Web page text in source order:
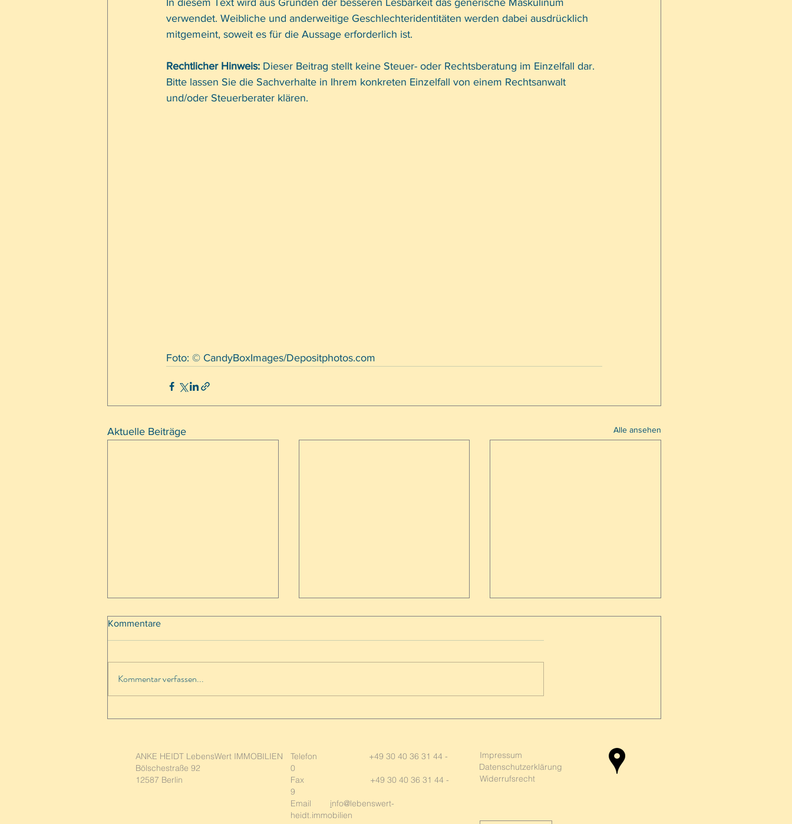
In diesem Text wird aus Gründen der besseren Lesbarkeit das generische Maskulinum
verwendet. Weibliche und anderweitige Geschlechteridentitäten werden dabei ausdrücklich
mitgemeint, soweit es für die Aussage erforderlich ist.
Rechtlicher Hinweis: Dieser Beitrag stellt keine Steuer- oder Rechtsberatung im Einzelfall dar.
Bitte lassen Sie die Sachverhalte in Ihrem konkreten Einzelfall von einem Rechtsanwalt
und/oder Steuerberater klären.
Foto: © CandyBoxImages/Depositphotos.com
Aktuelle Beiträge Alle ansehen
Kommentare
Kommentar verfassen...
ANKE HEIDT LebensWert IMMOBILIEN
Bölschestraße 92
12587 Berlin
Telefon +49 30 40 36 31 44 -
0
Fax +49 30 40 36 31 44 -
9
Email info@lebenswert-
heidt.immobilien
Impressum
Datenschutzerklärung
Widerrufsrecht